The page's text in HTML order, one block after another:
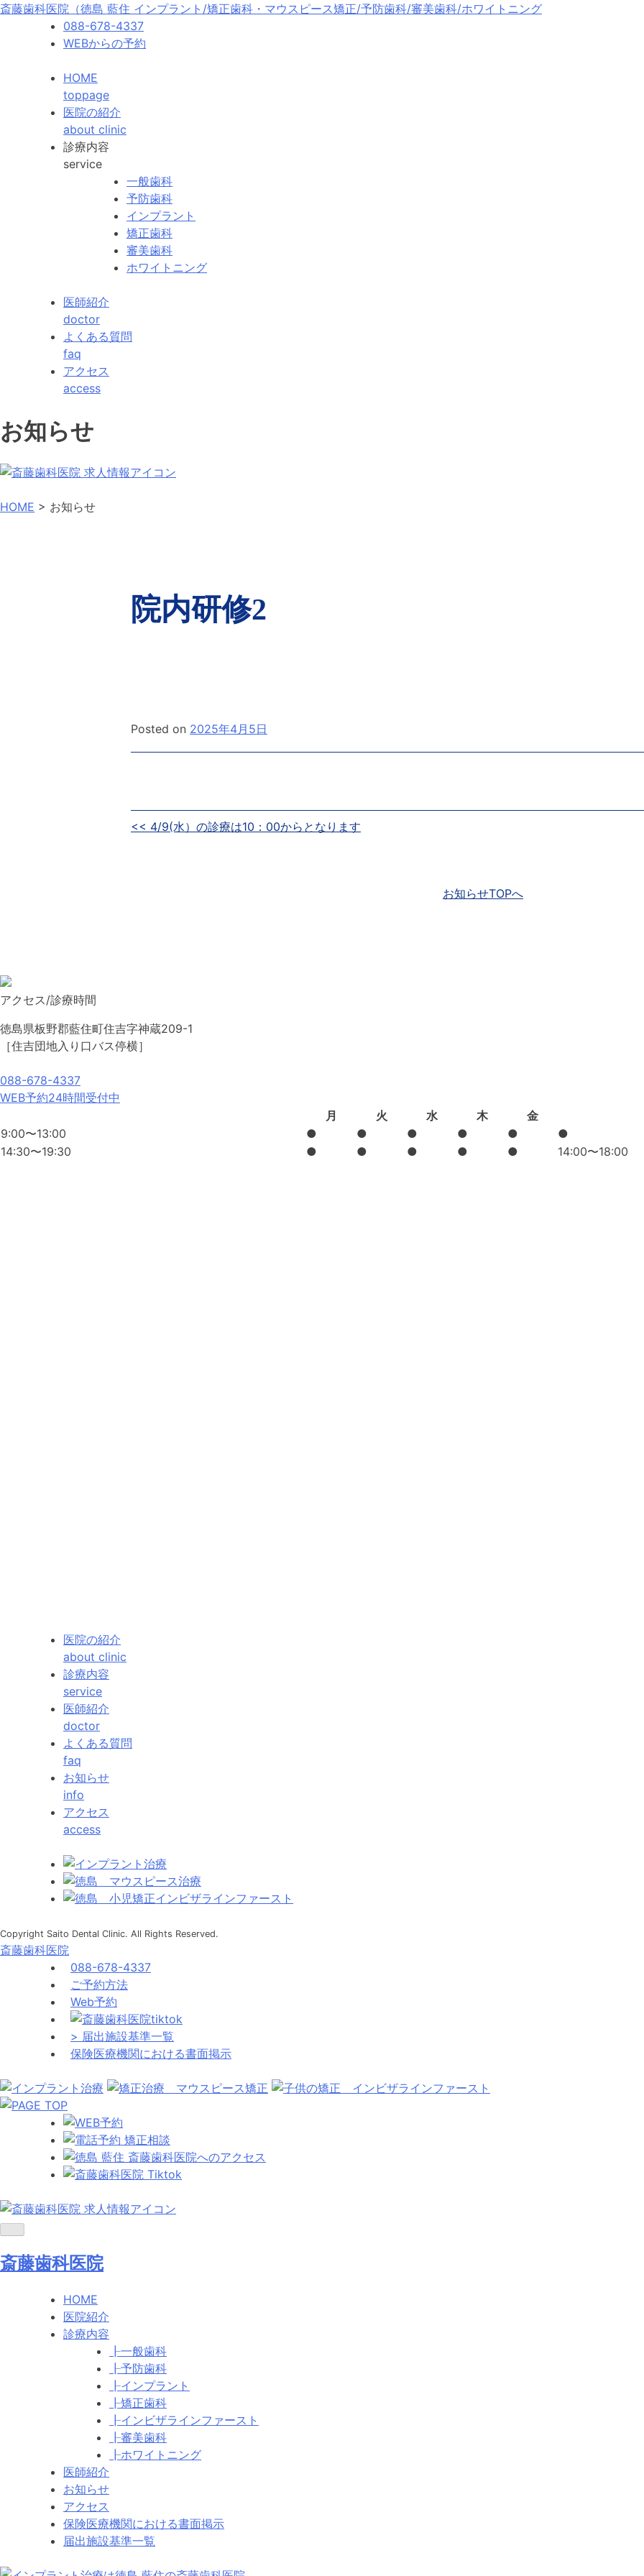
斎藤歯科医院（徳島 藍住 インプラント/矯正歯科・マウスピース矯正/予防歯科/審美歯科/ホワイトニング
088-678-4337
WEBからの予約
HOME
toppage
医院の紹介
about clinic
診療内容
service
一般歯科
予防歯科
インプラント
矯正歯科
審美歯科
ホワイトニング
医師紹介
doctor
よくある質問
faq
アクセス
access
お知らせ
HOME > お知らせ
Skip
to
院内研修2
Posted on 2025年4月5日
投
ン
<< 4/9(水）の診療は10：00からとなります
お知らせTOPへ
アクセス/診療時間
徳島県板野郡藍住町住吉字神蔵209-1
［住吉団地入り口バス停横］
088-678-4337
WEB予約24時間受付中
月
火 水 木 金
9:00〜13:00
● ● ● ● ● ●
14:30〜19:30
● ● ● ● ● 14:00〜18:00
医院の紹介
about clinic
診療内容
service
医師紹介
doctor
よくある質問
faq
お知らせ
info
アクセス
access
Copyright Saito Dental Clinic. All Rights Reserved.
斎藤歯科医院
088-678-4337
ご予約方法
Web予約
> 届出施設基準一覧
保険医療機関における書面掲示
toggle
斎藤歯科医院
HOME
医院紹介
診療内容
┠一般歯科
┠予防歯科
┠インプラント
┠矯正歯科
┠インビザラインファースト
┠審美歯科
┠ホワイトニング
医師紹介
お知らせ
アクセス
保険医療機関における書面掲示
届出施設基準一覧